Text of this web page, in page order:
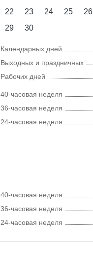
22
23 24 25 26
29
30
Календарных дней
Выходных и праздничных
Рабочих дней
40-часовая неделя
36-часовая неделя
24-часовая неделя
40-часовая неделя
36-часовая неделя
24-часовая неделя